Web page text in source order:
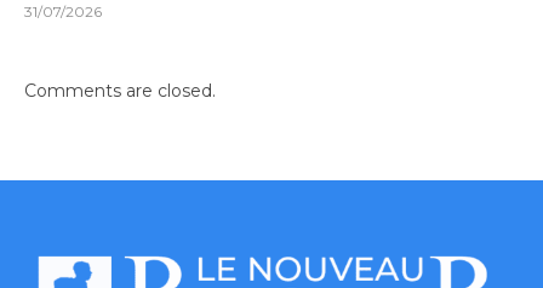
31/07/2026
Comments are closed.